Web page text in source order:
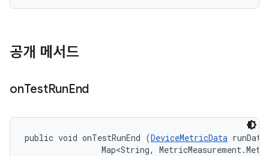
공개 메서드
onTestRunEnd
public void onTestRunEnd (DeviceMetricData
Map<String,